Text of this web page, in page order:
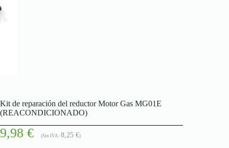
Kit de reparación del reductor Motor Gas MG01E
(REACONDICIONADO)
9,98 € (Sin IVA: 8,25 €)